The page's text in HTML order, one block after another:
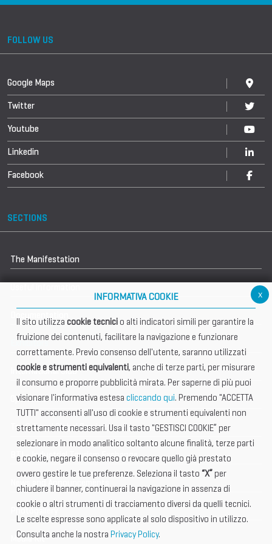
FOLLOW US
Google Maps
Twitter
Youtube
Linkedin
Facebook
SECTIONS
The Manifestation
Exhibitors
International Club
Open Hub
Tax & Legal Global Services
BTI - Industrial Tourism Exchange
News and Announcements
Photogallery
Media Kit
x
INFORMATIVA COOKIE
Il sito utilizza cookie tecnicio alti indicatori simili per garantire la
fruizione dei contenuti, facilitare la navigazione e funzionare
correttamente. Previo consenso dell'utente, saranno utilizzati
cookie e strumenti equivalenti, anche di terze parti, per misurare
il consumo e proporre pubblicità mirata. Per saperne di più puoi
visionare l'informativa estesa cliccando qui. Premendo "ACCETTA
TUTTI" acconsenti all'uso di cookie e strumenti equivalenti non
strettamente necessari. Usa il tasto "GESTISCI COOKIE” per
selezionare in modo analitico soltanto alcune finalità, terze parti
e cookie, negare il consenso o revocare quello già prestato
ovvero gestire le tue preferenze. Seleziona il tasto “X” per
chiudere il banner, continuerai la navigazione in assenza di
cookie o altri strumenti di tracciamento diversi da quelli tecnici.
Le scelte espresse sono applicate al solo dispositivo in utilizzo.
Consulta anche la nostra Privacy Policy.